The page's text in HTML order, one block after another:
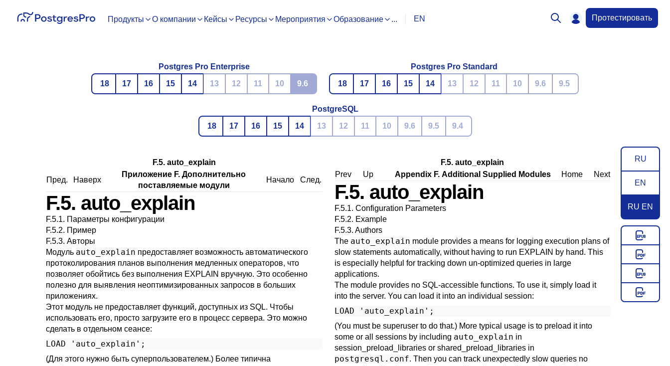
Продукты О компании Кейсы Ресурсы Мероприятия Образование ... EN Протестировать
Postgres Pro Enterprise
18
17 16 15 14 13 12 11 10 9.6
Postgres Pro Standard
18
17 16 15 14 13 12 11 10 9.6 9.5
PostgreSQL
18
17 16 15 14 13 12 11 10 9.6 9.5 9.4
RU
EN
RU EN
F.5. auto_explain
Пред. Наверх
Приложение F. Дополнительно
поставляемые модули
Начало След.
F.5. auto_explain
F.5.1. Параметры конфигурации
F.5.2. Пример
F.5.3. Авторы
Модуль auto_explain предоставляет возможность автоматического
протоколирования планов выполнения медленных операторов, что
позволяет обойтись без выполнения EXPLAIN вручную. Это особенно
полезно для выявления неоптимизированных запросов в больших
приложениях.
Этот модуль не предоставляет функций, доступных из SQL. Чтобы
использовать его, просто загрузите его в процесс сервера. Это можно
сделать в отдельном сеансе:
LOAD 'auto_explain';
(Для этого нужно быть суперпользователем.) Более типична
F.5. auto_explain
Prev
Up Appendix F. Additional Supplied Modules Home Next
F.5. auto_explain
F.5.1. Configuration Parameters
F.5.2. Example
F.5.3. Authors
The auto_explain module provides a means for logging execution plans of
slow statements automatically, without having to run EXPLAIN by hand. This
is especially helpful for tracking down un-optimized queries in large
applications.
The module provides no SQL-accessible functions. To use it, simply load it
into the server. You can load it into an individual session:
(You must be superuser to do that.) More typical usage is to preload it into
some or all sessions by including auto_explain in
session_preload_librariesor shared_preload_librariesin
postgresql.conf. Then you can track unexpectedly slow queries no